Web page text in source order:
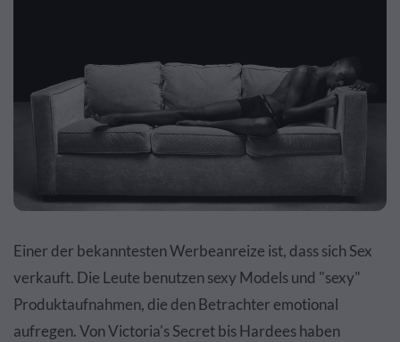
Einer der bekanntesten Werbeanreize ist, dass sich Sex
verkauft. Die Leute benutzen sexy Models und "sexy"
Produktaufnahmen, die den Betrachter emotional
aufregen. Von Victoria's Secret bis Hardees haben